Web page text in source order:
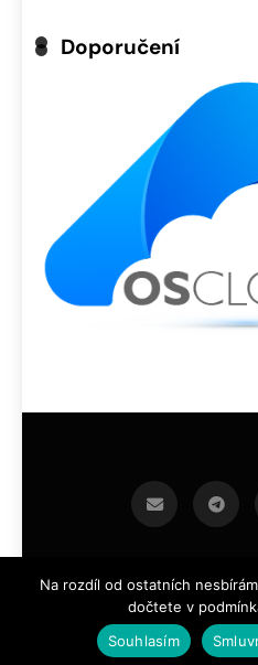
Doporučení
infoek.cz
Na rozdíl od ostatních
dočtete v
Souhlasím